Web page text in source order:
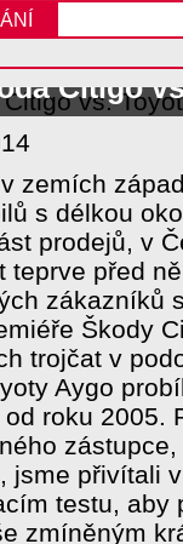
Citigo
zemích
s délkou
prodejů, v
teprve před
zákazníků
Škody
trojčat v
Aygo
od roku 2005.
jsme přivítali
testu, aby
zmíněným